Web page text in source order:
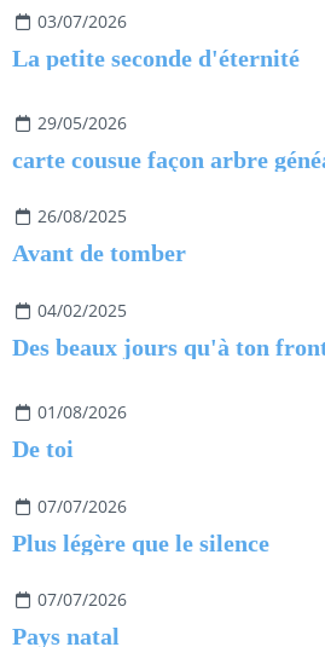
03/07/2026
La petite seconde d'éternité
29/05/2026
carte cousue façon arbre
26/08/2025
Avant de tomber
04/02/2025
01/08/2026
De toi
07/07/2026
Plus légère que le silence
07/07/2026
Pays natal